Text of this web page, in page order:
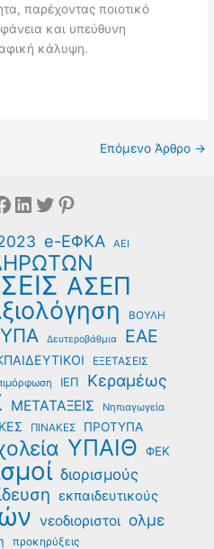
παρέχοντας ποιοτικό
και υπεύθυνη
κάλυψη.
Επόμενο Άρθρο →
Linkedin
Twitter
Pinterest
e-ΕΦΚΑ ΑΕΙ
ΑΣΕΠ
ΒΟΥΛΗ
Δευτεροβάθμια ΕΑΕ
ΕΞΕΤΑΣΕΙΣ
ΙΕΠ Κεραμέως
ΜΕΤΑΤΑΞΕΙΣ
Νηπιαγωγεία
ΠΙΝΑΚΕΣ ΠΡΟΤΥΠΑ
ΥΠΑΙΘ ΦΕΚ
διορισμούς
εκπαιδευτικούς
νεοδιοριστοι ολμε
προκηρύξεις